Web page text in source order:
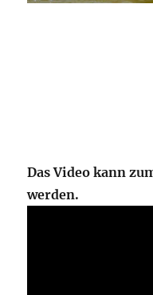
Das Video kann
werden.